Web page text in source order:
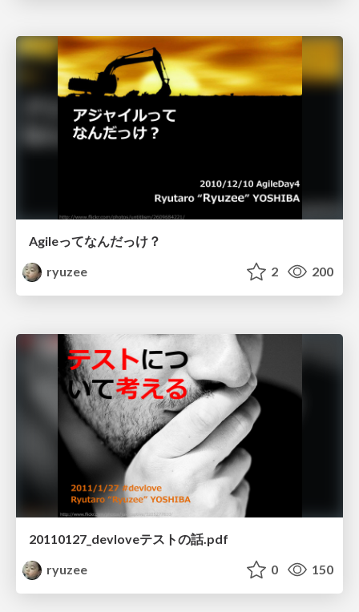
Agileってなんだっけ？
ryuzee
2 200
20110127_devloveテストの話.pdf
ryuzee
0 150